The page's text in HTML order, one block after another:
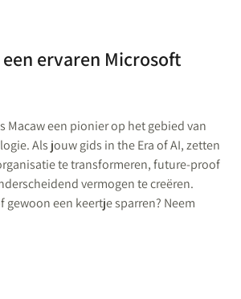
ervaren Microsoft
Macaw een pionier op het gebied van
Als jouw gids in the Era of AI, zetten
te transformeren, future-proof
vermogen te creëren.
gewoon een keertje sparren? Neem